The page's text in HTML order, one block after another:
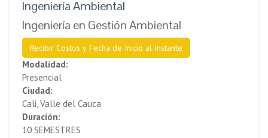
Ingeniería Ambiental
Ingeniería en Gestión Ambiental
Recibir Costos y Fecha de Inicio al Instante
Modalidad:
Presencial
Ciudad:
Cali, Valle del Cauca
Duración:
10 SEMESTRES